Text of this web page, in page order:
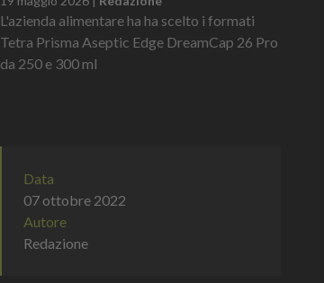
L'azienda alimentare ha ha scelto i formati
Tetra Prisma Aseptic Edge DreamCap 26 Pro
da 250 e 300 ml
Data
07 ottobre 2022
Autore
Redazione